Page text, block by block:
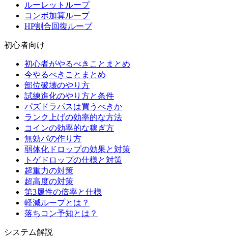
ルーレットループ
コンボ加算ループ
HP割合回復ループ
初心者向け
初心者がやるべきことまとめ
今やるべきことまとめ
部位破壊のやり方
試練進化のやり方と条件
パズドラパスは買うべきか
ランク上げの効率的な方法
コインの効率的な稼ぎ方
無効パの作り方
弱体化ドロップの効果と対策
トゲドロップの仕様と対策
超重力の対策
超高度の対策
第3属性の倍率と仕様
軽減ループとは？
落ちコン予知とは？
システム解説